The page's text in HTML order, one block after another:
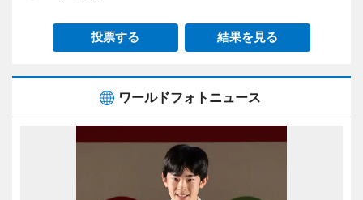
投票する 結果を見る
ワールドフォトニュース